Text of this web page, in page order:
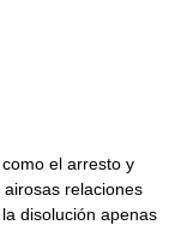
el arresto y
relaciones
disolución apenas